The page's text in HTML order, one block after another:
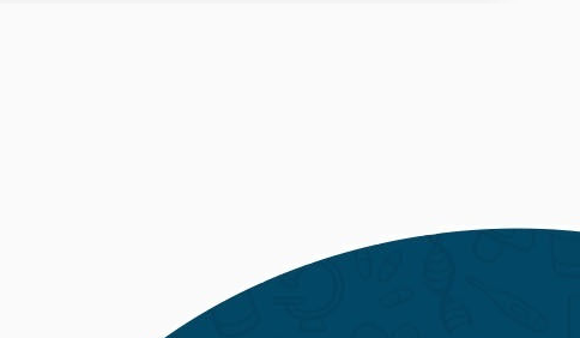
mrežama.
informacija ili zatražite ponudu: